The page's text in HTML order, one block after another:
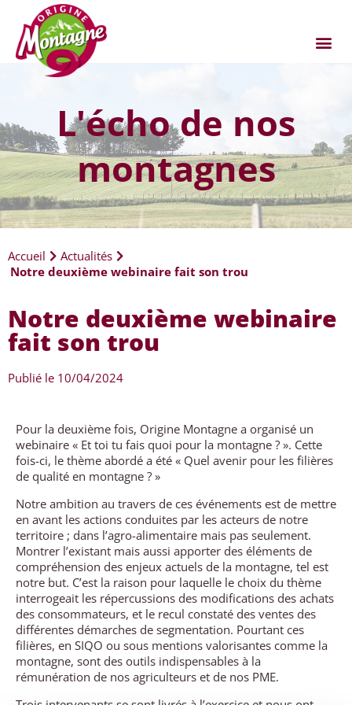
L'écho de nos
montagnes
Accueil
Actualités
Notre deuxième webinaire fait son trou
Notre deuxième webinaire
fait son trou
Publié le 10/04/2024
Pour la deuxième fois, Origine Montagne a organisé un
webinaire « Et toi tu fais quoi pour la montagne ? ». Cette
fois-ci, le thème abordé a été « Quel avenir pour les filières
de qualité en montagne ? »
Notre ambition au travers de ces événements est de mettre
en avant les actions conduites par les acteurs de notre
territoire ; dans l’agro-alimentaire mais pas seulement.
Montrer l’existant mais aussi apporter des éléments de
compréhension des enjeux actuels de la montagne, tel est
notre but. C’est la raison pour laquelle le choix du thème
interrogeait les répercussions des modifications des achats
des consommateurs, et le recul constaté des ventes des
différentes démarches de segmentation. Pourtant ces
filières, en SIQO ou sous mentions valorisantes comme la
montagne, sont des outils indispensables à la
rémunération de nos agriculteurs et de nos PME.